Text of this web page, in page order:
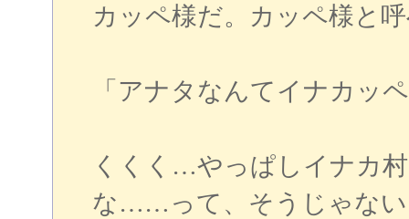
カッペ様だ。カッペ様と
「アナタなんてイナカッ
くくく…やっぱしイナカ
な……って、そうじゃな